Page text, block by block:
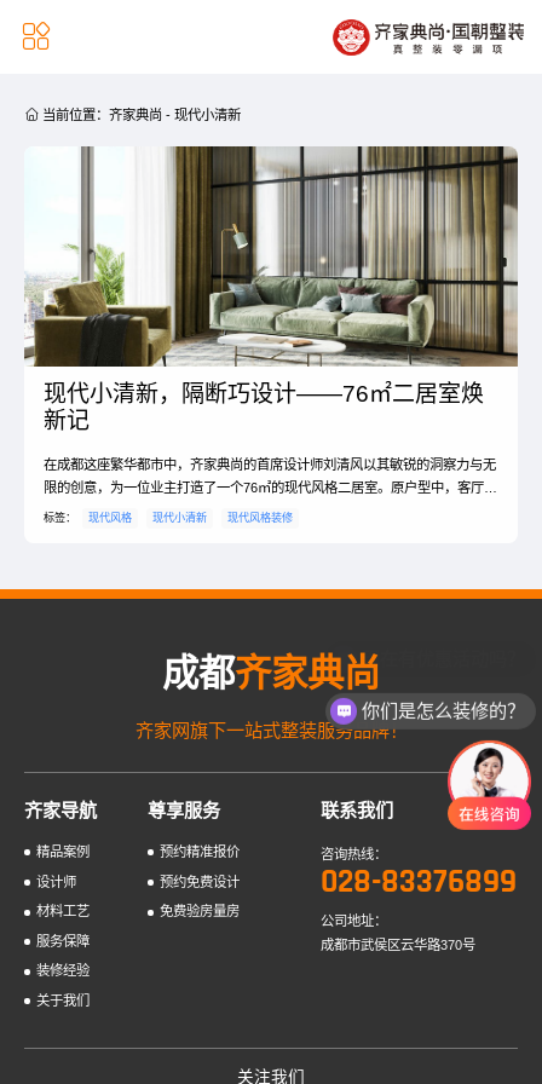

 当前位置： 齐家典尚 - 现代小清新
现代小清新，隔断巧设计——76㎡二居室焕
新记
在成都这座繁华都市中，齐家典尚的首席设计师刘清风以其敏锐的洞察力与无
限的创意，为一位业主打造了一个76㎡的现代风格二居室。原户型中，客厅与
卧室的空间布局显得相对局促，但经过设计师的巧手改造，不仅拆除了原有的
标签： 现代风格 现代小清新 现代风格装修
成都齐家典尚
齐家网旗下一站式整装服务品牌！
齐家导航
精品案例
设计师
材料工艺
服务保障
装修经验
关于我们
尊享服务
预约精准报价
预约免费设计
免费验房量房
联系我们
咨询热线：
028-83376899
公司地址：
成都市武侯区云华路370号
关注我们
你们是怎么装修的？
现在有优惠活动吗？